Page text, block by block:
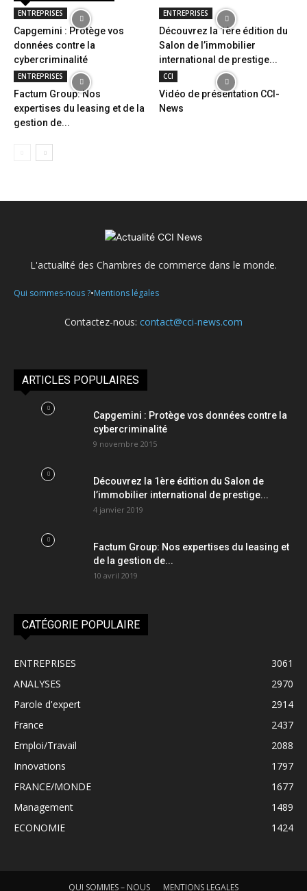
ENTREPRISES
Capgemini : Protège vos
données contre la
cybercriminalité
ENTREPRISES
Découvrez la 1ère édition du
Salon de l’immobilier
international de prestige...
ENTREPRISES
Factum Group: Nos
expertises du leasing et de la
gestion de...
CCI
Vidéo de présentation CCI-
News
L'actualité des Chambres de commerce dans le monde.
Qui sommes-nous ?•Mentions légales
Contactez-nous: contact@cci-news.com
ARTICLES POPULAIRES
Capgemini : Protège vos données contre la
cybercriminalité
9 novembre 2015
Découvrez la 1ère édition du Salon de
l’immobilier international de prestige...
4 janvier 2019
Factum Group: Nos expertises du leasing et
de la gestion de...
10 avril 2019
CATÉGORIE POPULAIRE
ENTREPRISES
3061
ANALYSES
2970
Parole d'expert
2914
France
2437
Emploi/Travail
2088
Innovations
1797
FRANCE/MONDE
1677
Management
1489
ECONOMIE
1424
QUI SOMMES – NOUS MENTIONS LEGALES